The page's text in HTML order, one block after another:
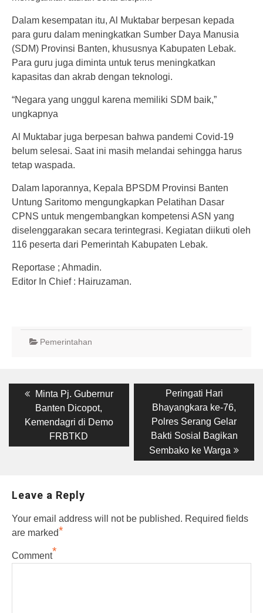
Dalam kesempatan itu, Al Muktabar berpesan kepada
para guru dalam meningkatkan Sumber Daya Manusia
(SDM) Provinsi Banten, khususnya Kabupaten Lebak.
Para guru juga diminta untuk terus meningkatkan
kapasitas dan akrab dengan teknologi.
“Negara yang unggul karena memiliki SDM baik,”
ungkapnya
Al Muktabar juga berpesan bahwa pandemi Covid-19
belum selesai. Saat ini masih melandai sehingga harus
tetap waspada.
Dalam laporannya, Kepala BPSDM Provinsi Banten
Untung Saritomo mengungkapkan Pelatihan Dasar
CPNS untuk mengembangkan kompetensi ASN yang
diselenggarakan secara terintegrasi. Kegiatan diikuti oleh
116 peserta dari Pemerintah Kabupaten Lebak.
Reportase ; Ahmadin.
Editor In Chief : Hairuzaman.
Pemerintahan
Post
navigation
Previous
post:
Minta Pj. Gubernur
Banten Dicopot,
Kemendagri di Demo
FRBTKD
Next
post:
Peringati Hari
Bhayangkara ke-76,
Polres Serang Gelar
Bakti Sosial Bagikan
Sembako ke Warga
Leave a Reply
Your email address will not be published. Required fields
are marked*
Comment*